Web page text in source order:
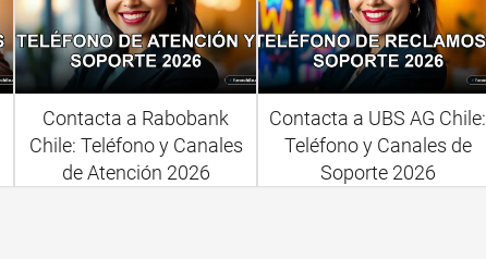
Contacta a Rabobank
Chile: Teléfono y Canales
de Atención 2026
Contacta a UBS AG Chile:
Teléfono y Canales de
Soporte 2026